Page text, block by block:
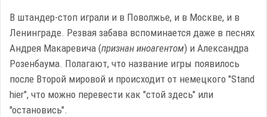
В штандер-стоп играли и в Поволжье, и в Москве, и в
Ленинграде. Резвая забава вспоминается даже в песнях
Андрея Макаревича (признан иноагентом) и Александра
Розенбаума. Полагают, что название игры появилось
после Второй мировой и происходит от немецкого "Stand
hier", что можно перевести как "стой здесь" или
"остановись".